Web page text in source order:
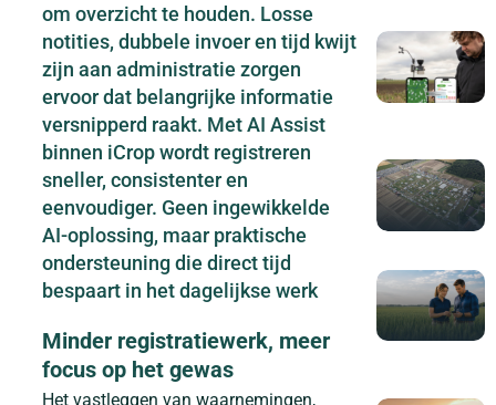
om overzicht te houden. Losse
notities, dubbele invoer en tijd kwijt
zijn aan administratie zorgen
ervoor dat belangrijke informatie
versnipperd raakt. Met AI Assist
binnen iCrop wordt registreren
sneller, consistenter en
eenvoudiger. Geen ingewikkelde
AI-oplossing, maar praktische
ondersteuning die direct tijd
bespaart in het dagelijkse werk
Minder registratiewerk, meer
focus op het gewas
Het vastleggen van waarnemingen,